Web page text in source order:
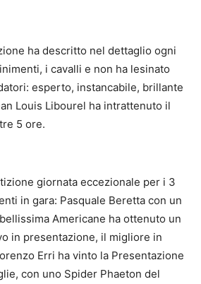
ha descritto nel dettaglio ogni
i cavalli e non ha lesinato
esperto, instancabile, brillante
Louis Libourel ha intrattenuto il
5 ore.
giornata eccezionale per i 3
in gara: Pasquale Beretta con un
Americane ha ottenuto un
in presentazione, il migliore in
Erri ha vinto la Presentazione
con uno Spider Phaeton del